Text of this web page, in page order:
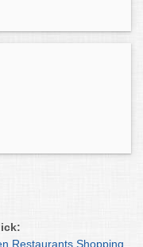
Restaurants Shopping